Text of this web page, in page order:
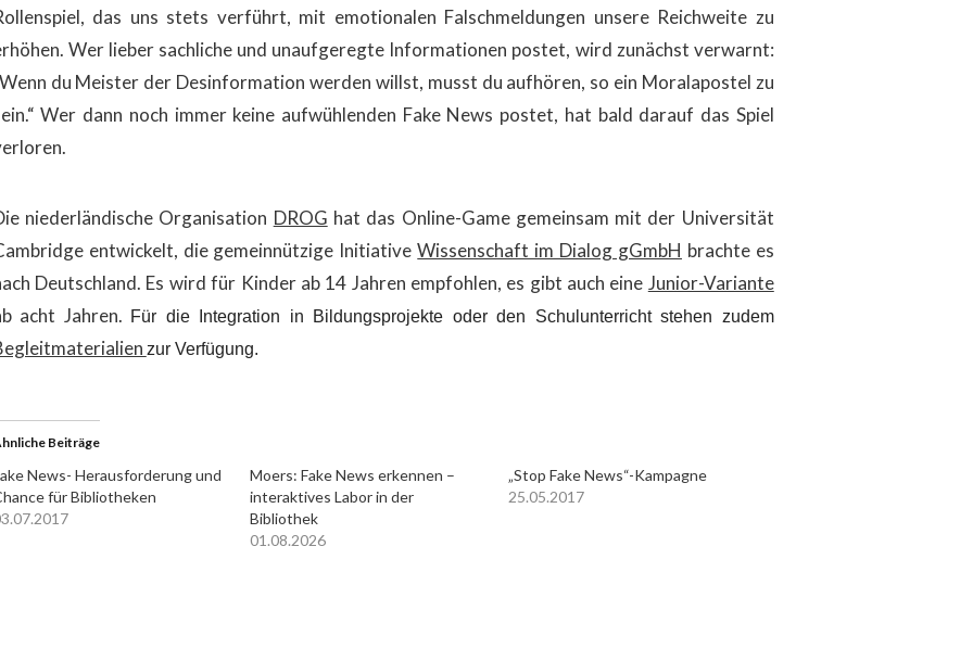
das uns stets verführt, mit emotionalen Falschmeldungen unsere Reichweite zu
Wer lieber sachliche und unaufgeregte Informationen postet, wird zunächst verwarnt:
du Meister der Desinformation werden willst, musst du aufhören, so ein Moralapostel zu
Wer dann noch immer keine aufwühlenden Fake News postet, hat bald darauf das Spiel
niederländische Organisation DROG hat das Online-Game gemeinsam mit der Universität
entwickelt, die gemeinnützige InitiativeWissenschaft im Dialog gGmbH brachte es
Deutschland. Es wird für Kinder ab 14 Jahren empfohlen, es gibt auch eine Junior-Variante
acht Jahren. Für die Integration in Bildungsprojekte oder den Schulunterricht stehen zudem
zur Verfügung.
Beiträge
News- Herausforderung und
für Bibliotheken
Moers: Fake News erkennen –
interaktives Labor in der
Bibliothek
01.08.2026
„Stop Fake News“-Kampagne
25.05.2017